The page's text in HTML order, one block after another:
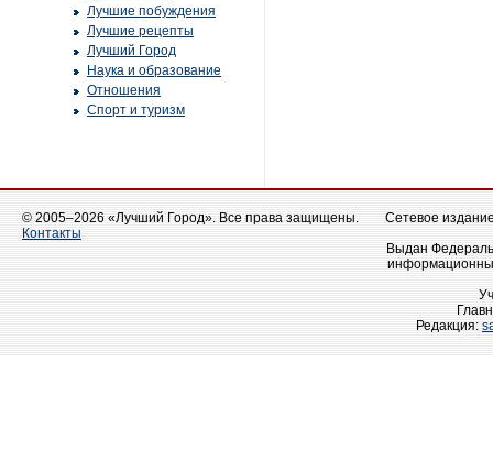
Лучшие побуждения
Лучшие рецепты
Лучший Город
Наука и образование
Отношения
Спорт и туризм
© 2005–2026 «Лучший Город». Все права защищены.
Контакты
Сетевое
Выдан
Редакция: